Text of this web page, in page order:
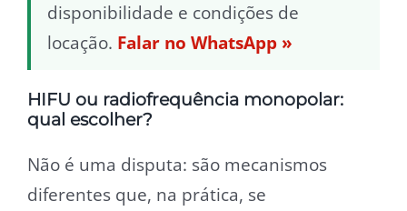
disponibilidade e condições de
locação. Falar no WhatsApp »
HIFU ou radiofrequência monopolar:
qual escolher?
Não é uma disputa: são mecanismos
diferentes que, na prática, se